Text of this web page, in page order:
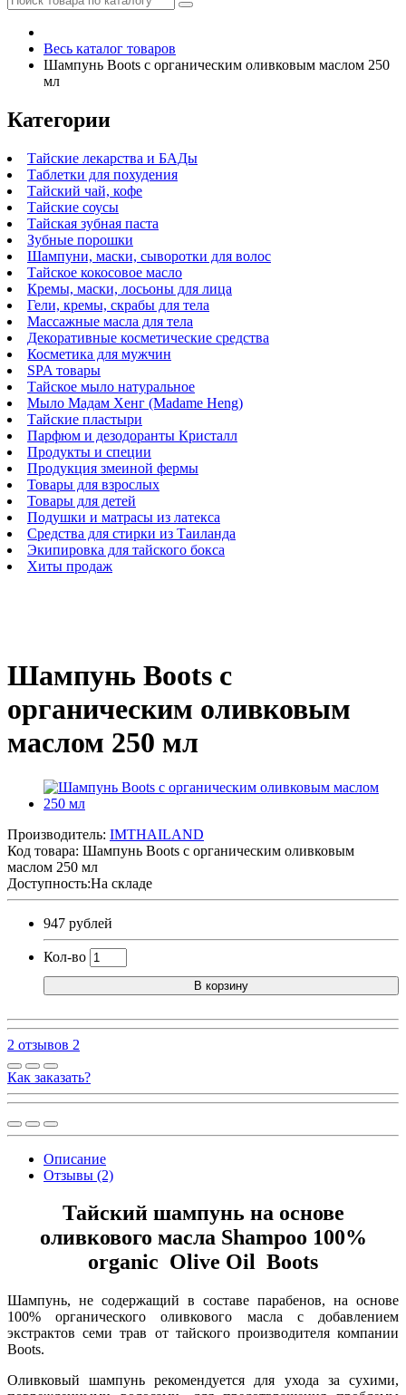
Весь каталог товаров
Шампунь Boots с органическим оливковым маслом 250
мл
Категории
Тайские лекарства и БАДы
Таблетки для похудения
Тайский чай, кофе
Тайские соусы
Тайская зубная паста
Зубные порошки
Шампуни, маски, сыворотки для волос
Тайское кокосовое масло
Кремы, маски, лосьоны для лица
Гели, кремы, скрабы для тела
Массажные масла для тела
Декоративные косметические средства
Косметика для мужчин
SPA товары
Тайское мыло натуральное
Мыло Мадам Хенг (Madame Heng)
Тайские пластыри
Парфюм и дезодоранты Кристалл
Продукты и специи
Продукция змеиной фермы
Товары для взрослых
Товары для детей
Подушки и матрасы из латекса
Средства для стирки из Таиланда
Экипировка для тайского бокса
Хиты продаж
Шампунь Boots с
органическим оливковым
маслом 250 мл
Производитель: IMTHAILAND
Код товара: Шампунь Boots с органическим оливковым
маслом 250 мл
Доступность:На складе
947 рублей
Кол-во
В корзину
2 отзывов 2
Как заказать?
Описание
Отзывы (2)
Тайский шампунь на основе
оливкового масла Shampoo 100%
organic Olive Oil Boots
Шампунь, не содержащий в составе парабенов, на основе
100% органического оливкового масла с добавлением
экстрактов семи трав от тайского производителя компании
Boots.
Оливковый шампунь рекомендуется для ухода за сухими,